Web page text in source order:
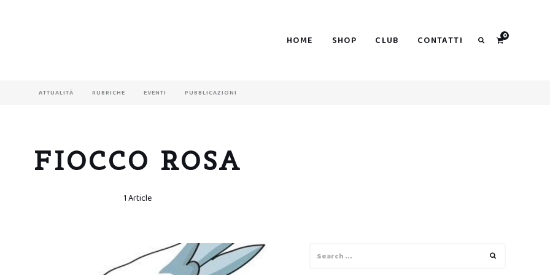
HOME SHOP CLUB CONTATTI 0
ATTUALITÀ RUBRICHE EVENTI PUBBLICAZIONI
FIOCCO ROSA
1 Article
for: